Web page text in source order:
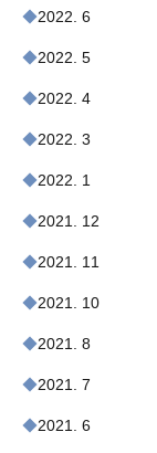
2022. 6
2022. 5
2022. 4
2022. 3
2022. 1
2021. 12
2021. 11
2021. 10
2021. 8
2021. 7
2021. 6